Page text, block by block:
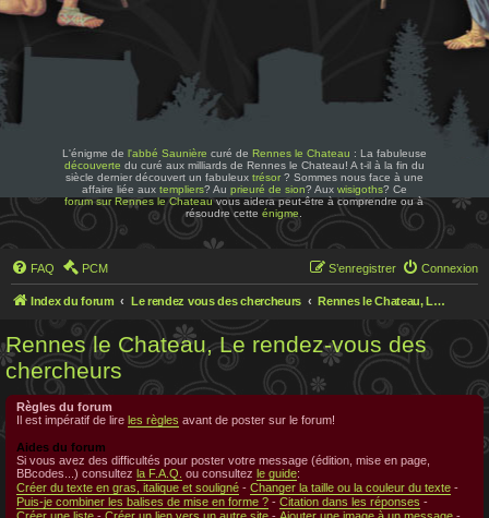
L'énigme de l'abbé Saunière curé de Rennes le Chateau : La fabuleuse
découverte du curé aux milliards de Rennes le Chateau! A t-il à la fin du
siècle dernier découvert un fabuleux trésor? Sommes nous face à une
affaire liée aux templiers? Au prieuré de sion? Aux wisigoths? Ce
forum sur Rennes le Chateauvous aidera peut-être à comprendre ou à
résoudre cetteénigme
FAQ PCM Connexion
S’enregistrer
Index du forum Le rendez vous des chercheurs Rennes le Chateau, Le rendez-vous des chercheurs
Rennes le Chateau, Le rendez-vous des
chercheurs
Règles du forum
Il est impératif de lire les règles avant de poster sur le forum!
Aides du forum
Si vous avez des difficultés pour poster votre message (édition, mise en page,
BBcodes...) consultez la F.A.Q. ou consultez le guide:
Créer du texte en gras, italique et souligné - Changer la taille ou la couleur du texte -
Puis-je combiner les balises de mise en forme ? - Citation dans les réponses -
Créer une liste - Créer un lien vers un autre site - Ajouter une image à un message -